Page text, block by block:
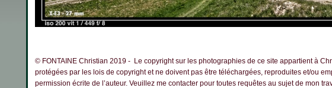
© FONTAINE Christian 2019 - Le copyright sur les photographies de ce site appartient à
protégées par les lois de copyright et ne doivent pas être téléchargées, reproduites et/ou
permission écrite de l’auteur. Veuillez me contacter pour toutes requêtes au sujet de